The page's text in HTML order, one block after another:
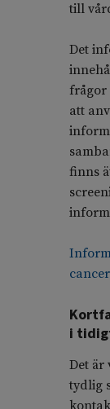
till
Det
frågor
att
finns
i
Det är
tydlig